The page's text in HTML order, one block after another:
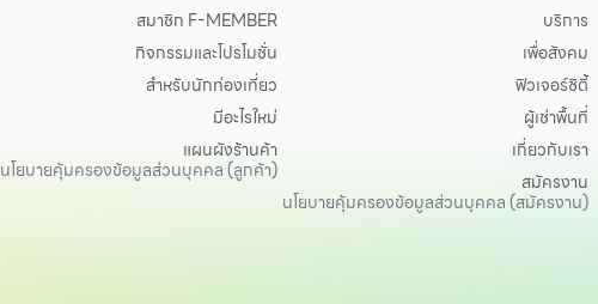
สมาชิก F-MEMBER
กิจกรรมและโปรโมชั่น
สำหรับนักท่องเที่ยว
มีอะไรใหม่
แผนผังร้านค้า
นโยบายคุ้มครองข้อมูลส่วนบุคคล (ลูกค้า)
บริการ
เพื่อสังคม
ฟิวเจอร์ซิตี้
ผู้เช่าพื้นที่
เกี่ยวกับเรา
สมัครงาน
นโยบายคุ้มครองข้อมูลส่วนบุคคล (สมัครงาน)